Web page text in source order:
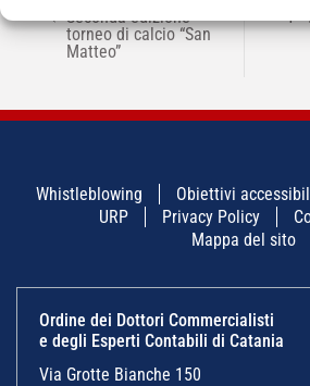
ARTICOLI
←Seconda edizione
torneo di calcio “San
Matteo”
1°
Whistleblowing Obiettivi
URP
Privacy Policy
Mappa del sito
Ordine dei Dottori Commercialisti
e degli Esperti Contabili di Catania
Via Grotte Bianche 150